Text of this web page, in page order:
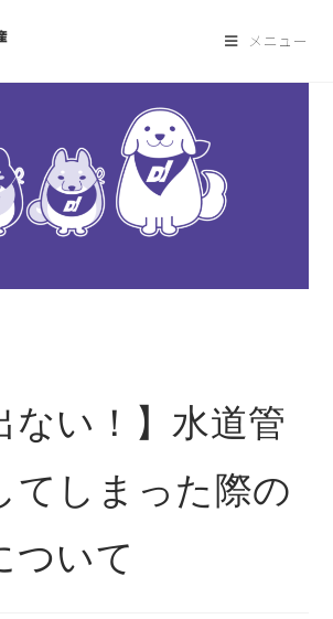
メニュー
ない！】水道管
てしまった際の
ついて